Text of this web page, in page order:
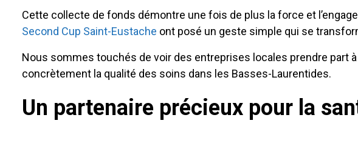
Cette collecte de fonds démontre une fois de plus la force et
Second Cup Saint-Eustache ont posé un geste simple qui se
Nous sommes touchés de voir des entreprises locales prendre part
concrètement la qualité des soins dans les Basses-Laurentides.
Un partenaire précieux pour la